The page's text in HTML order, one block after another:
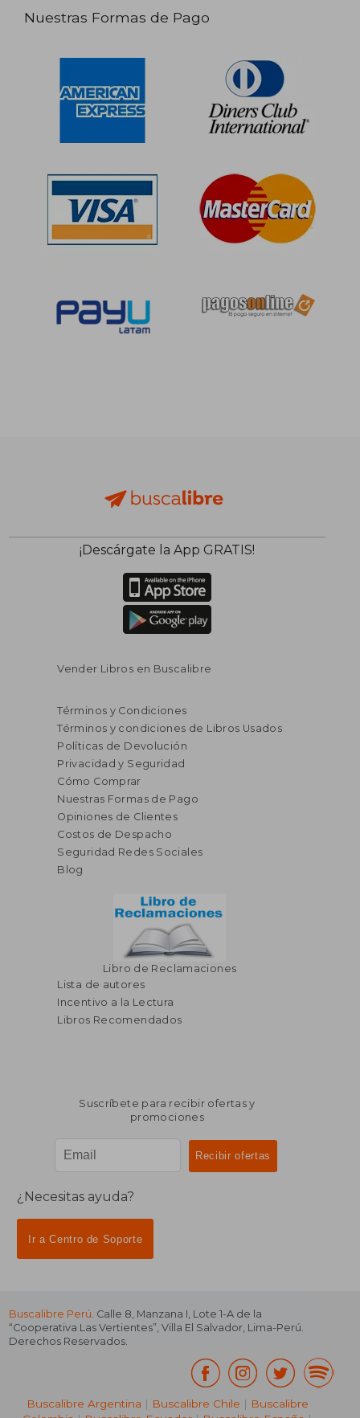
Nuestras Formas de Pago
¡Descárgate la App GRATIS!
Vender Libros en Buscalibre
Términos y Condiciones
Términos y condiciones de Libros Usados
Políticas de Devolución
Privacidad y Seguridad
Cómo Comprar
Nuestras Formas de Pago
Opiniones de Clientes
Costos de Despacho
Seguridad Redes Sociales
Blog
Libro de Reclamaciones
Lista de autores
Incentivo a la Lectura
Libros Recomendados
Suscríbete para recibir ofertas y
promociones
¿Necesitas ayuda?
Ir a Centro de Soporte
Buscalibre Perú. Calle 8, Manzana I, Lote 1-A de la
“Cooperativa Las Vertientes”, Villa El Salvador, Lima-Perú.
Derechos Reservados.
Buscalibre Argentina | Buscalibre Chile | Buscalibre